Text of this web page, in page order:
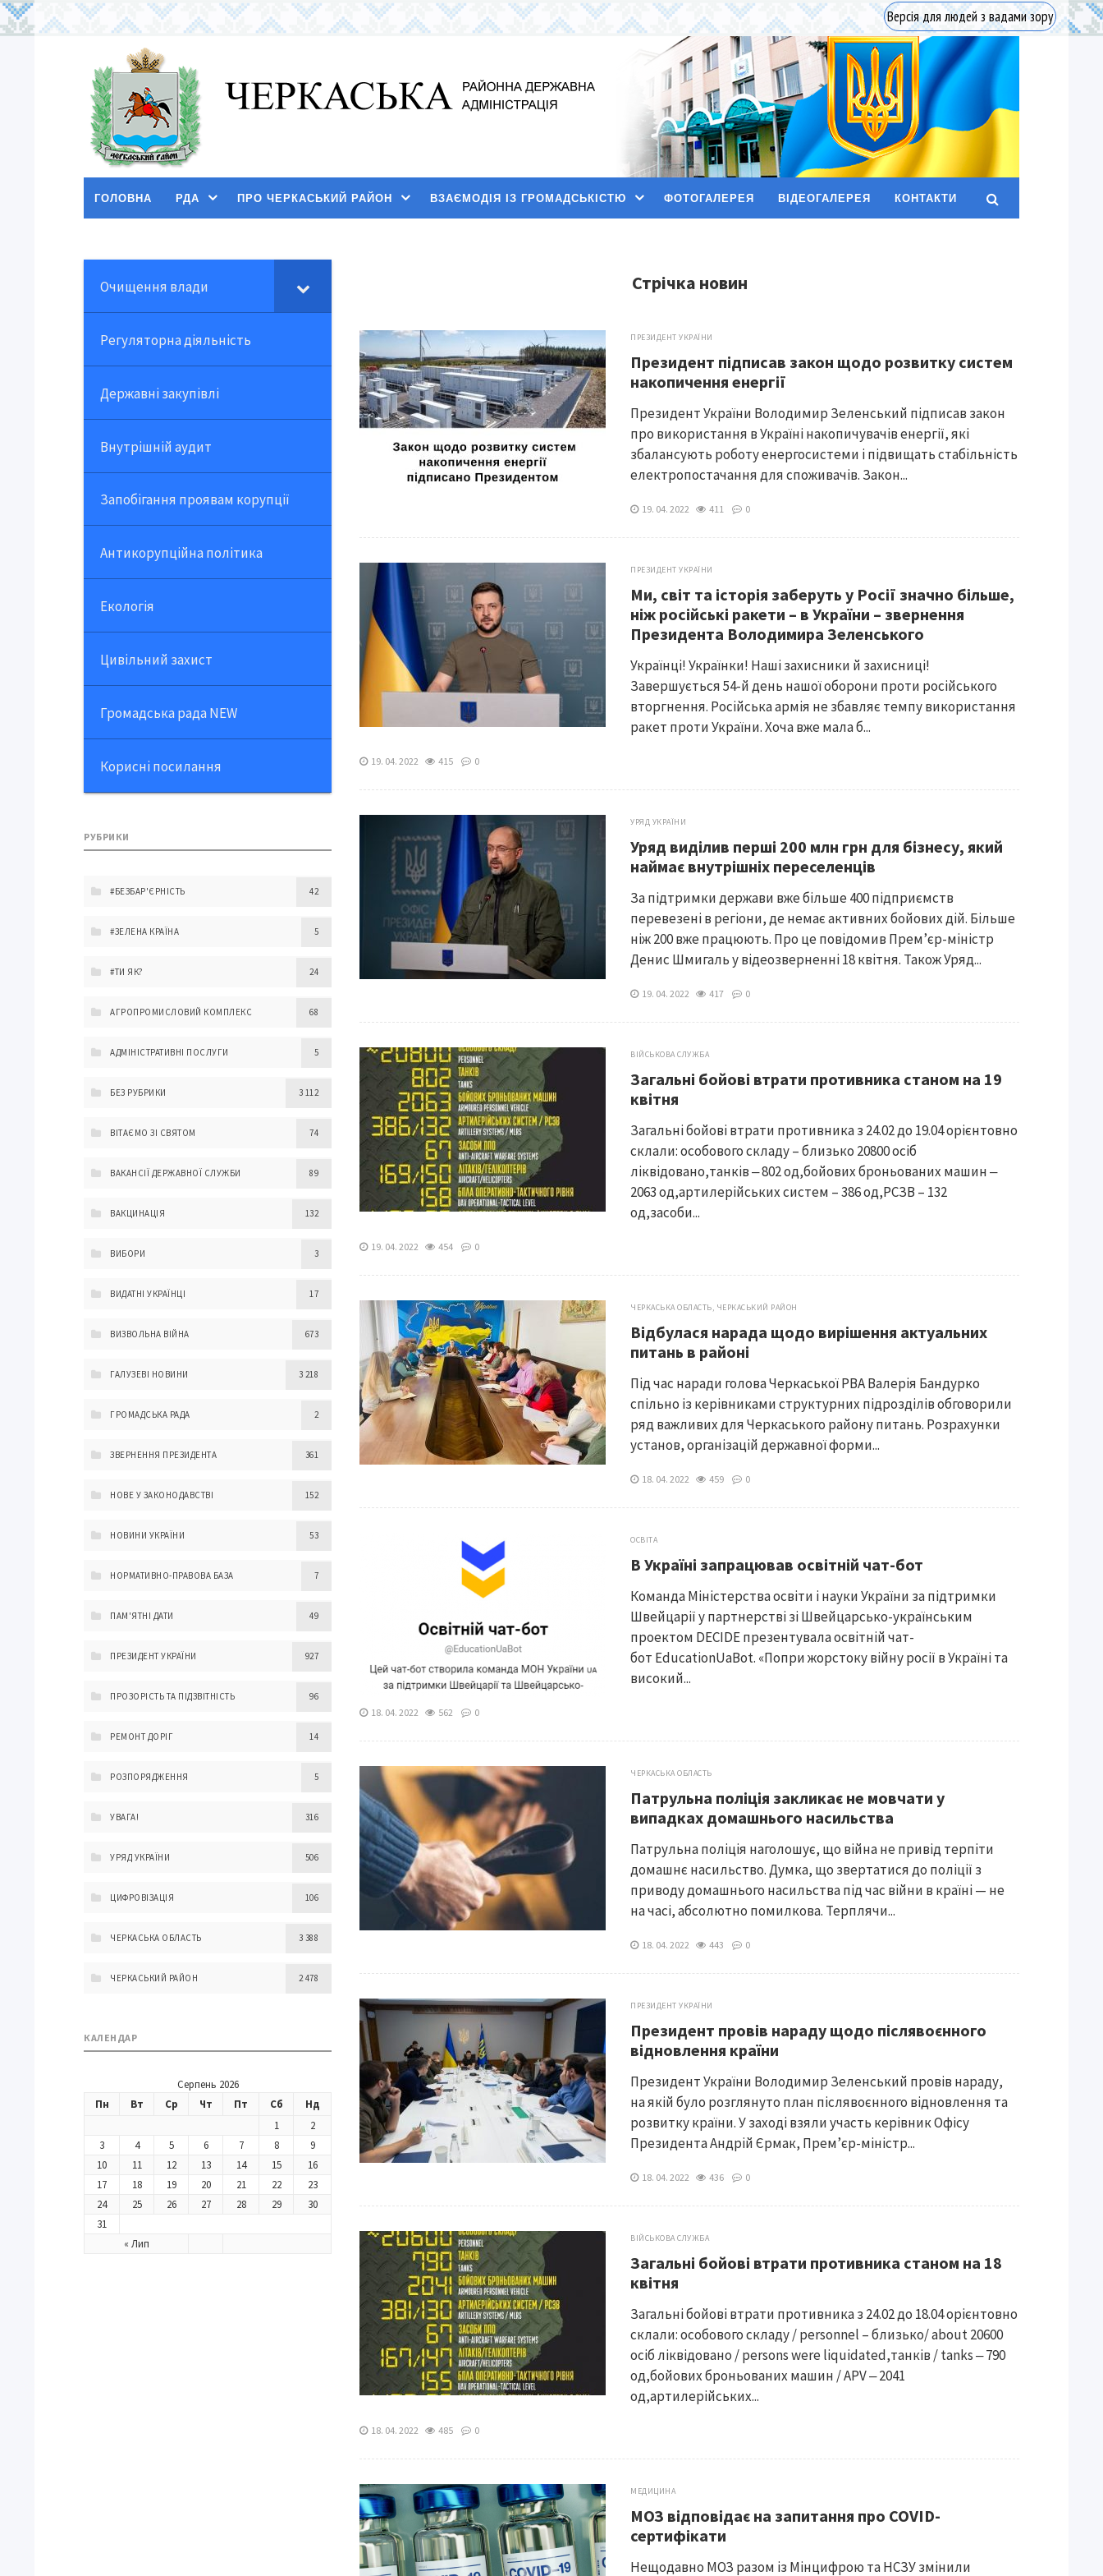
Версія для людей з вадами зору
ГОЛОВНА РДА ПРО ЧЕРКАСЬКИЙ РАЙОН ВЗАЄМОДІЯ ІЗ ГРОМАДСЬКІСТЮ ФОТОГАЛЕРЕЯ ВІДЕОГАЛЕРЕЯ КОНТАКТИ
Стрічка новин
ПРЕЗИДЕНТ УКРАЇНИ
Президент підписав закон щодо розвитку систем
накопичення енергії
Президент України Володимир Зеленський підписав закон
про використання в Україні накопичувачів енергії, які
збалансують роботу енергосистеми і підвищать стабільність
електропостачання для споживачів. Закон...
19. 04. 2022 411 0
ПРЕЗИДЕНТ УКРАЇНИ
Ми, світ та історія заберуть у Росії значно більше,
ніж російські ракети – в України – звернення
Президента Володимира Зеленського
Українці! Українки! Наші захисники й захисниці!
Завершується 54-й день нашої оборони проти російського
вторгнення. Російська армія не збавляє темпу використання
ракет проти України. Хоча вже мала б...
19. 04. 2022 415 0
УРЯД УКРАЇНИ
Уряд виділив перші 200 млн грн для бізнесу, який
наймає внутрішніх переселенців
За підтримки держави вже більше 400 підприємств
перевезені в регіони, де немає активних бойових дій. Більше
ніж 200 вже працюють. Про це повідомив Прем’єр-міністр
Денис Шмигаль у відеозверненні 18 квітня. Також Уряд...
19. 04. 2022 417 0
ВІЙСЬКОВА СЛУЖБА
Загальні бойові втрати противника станом на 19
квітня
Загальні бойові втрати противника з 24.02 до 19.04 орієнтовно
склали: особового складу – близько 20800 осіб
ліквідовано,танків ‒ 802 од,бойових броньованих машин ‒
2063 од,артилерійських систем – 386 од,РСЗВ – 132
од,засоби...
19. 04. 2022 454 0
ЧЕРКАСЬКА ОБЛАСТЬ, ЧЕРКАСЬКИЙ РАЙОН
Відбулася нарада щодо вирішення актуальних
питань в районі
Під час наради голова Черкаської РВА Валерія Бандурко
спільно із керівниками структурних підрозділів обговорили
ряд важливих для Черкаського району питань. Розрахунки
установ, організацій державної форми...
18. 04. 2022 459 0
ОСВІТА
В Україні запрацював освітній чат-бот
Команда Міністерства освіти і науки України за підтримки
Швейцарії у партнерстві зі Швейцарсько-українським
проектом DECIDE презентувала освітній чат-
бот EducationUaBot. «Попри жорстоку війну росії в Україні та
високий...
18. 04. 2022 562 0
ЧЕРКАСЬКА ОБЛАСТЬ
Патрульна поліція закликає не мовчати у
випадках домашнього насильства
Патрульна поліція наголошує, що війна не привід терпіти
домашнє насильство. Думка, що звертатися до поліції з
приводу домашнього насильства під час війни в країні — не
на часі, абсолютно помилкова. Терплячи...
18. 04. 2022 443 0
ПРЕЗИДЕНТ УКРАЇНИ
Президент провів нараду щодо післявоєнного
відновлення країни
Президент України Володимир Зеленський провів нараду,
на якій було розглянуто план післявоєнного відновлення та
розвитку країни. У заході взяли участь керівник Офісу
Президента Андрій Єрмак, Прем’єр-міністр...
18. 04. 2022 436 0
ВІЙСЬКОВА СЛУЖБА
Загальні бойові втрати противника станом на 18
квітня
Загальні бойові втрати противника з 24.02 до 18.04 орієнтовно
склали: особового складу / personnel – близько/ about 20600
осіб ліквідовано / persons were liquidated,танків / tanks ‒ 790
од,бойових броньованих машин / APV ‒ 2041
од,артилерійських...
18. 04. 2022 485 0
МЕДИЦИНА
МОЗ відповідає на запитання про COVID-
сертифікати
Нещодавно МОЗ разом із Мінцифрою та НСЗУ змінили
Очищення влади
Регуляторна діяльність
Державні закупівлі
Внутрішній аудит
Запобігання проявам корупції
Антикорупційна політика
Екологія
Цивільний захист
Громадська рада NEW
Корисні посилання
РУБРИКИ
#БЕЗБАР'ЄРНІСТЬ 42
#ЗЕЛЕНА КРАЇНА 5
#ТИ ЯК? 24
АГРОПРОМИСЛОВИЙ КОМПЛЕКС 68
АДМІНІСТРАТИВНІ ПОСЛУГИ 5
БЕЗ РУБРИКИ 3 112
ВІТАЄМО ЗІ СВЯТОМ 74
ВАКАНСІЇ ДЕРЖАВНОЇ СЛУЖБИ 89
ВАКЦИНАЦІЯ 132
ВИБОРИ 3
ВИДАТНІ УКРАЇНЦІ 17
ВИЗВОЛЬНА ВІЙНА 673
ГАЛУЗЕВІ НОВИНИ 3 218
ГРОМАДСЬКА РАДА 2
ЗВЕРНЕННЯ ПРЕЗИДЕНТА 361
НОВЕ У ЗАКОНОДАВСТВІ 152
НОВИНИ УКРАЇНИ 53
НОРМАТИВНО-ПРАВОВА БАЗА 7
ПАМ'ЯТНІ ДАТИ 49
ПРЕЗИДЕНТ УКРАЇНИ 927
ПРОЗОРІСТЬ ТА ПІДЗВІТНІСТЬ 96
РЕМОНТ ДОРІГ 14
РОЗПОРЯДЖЕННЯ 5
УВАГА! 316
УРЯД УКРАЇНИ 506
ЦИФРОВІЗАЦІЯ 106
ЧЕРКАСЬКА ОБЛАСТЬ 3 388
ЧЕРКАСЬКИЙ РАЙОН 2 478
КАЛЕНДАР
Серпень 2026
Пн
Вт Ср Чт Пт Сб Нд
« Лип
1
2
3
4 5 6 7 8
9
10
11 12 13 14 15
16
17
18 19 20 21 22
23
24
25 26 27 28 29
30
31